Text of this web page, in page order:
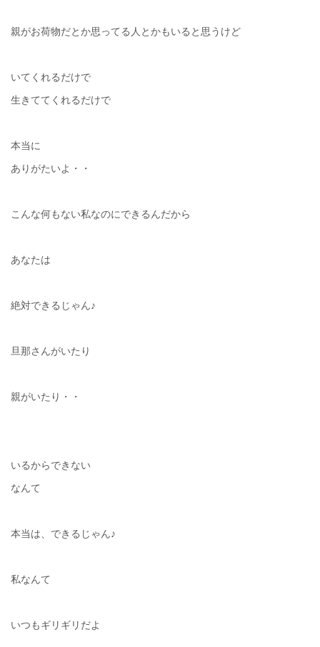
親がお荷物だとか思ってる人とかもいると思うけど
いてくれるだけで
生きててくれるだけで
本当に
ありがたいよ・・
こんな何もない私なのにできるんだから
あなたは
絶対できるじゃん♪
旦那さんがいたり
親がいたり・・
いるからできない
なんて
本当は、できるじゃん♪
私なんて
いつもギリギリだよ